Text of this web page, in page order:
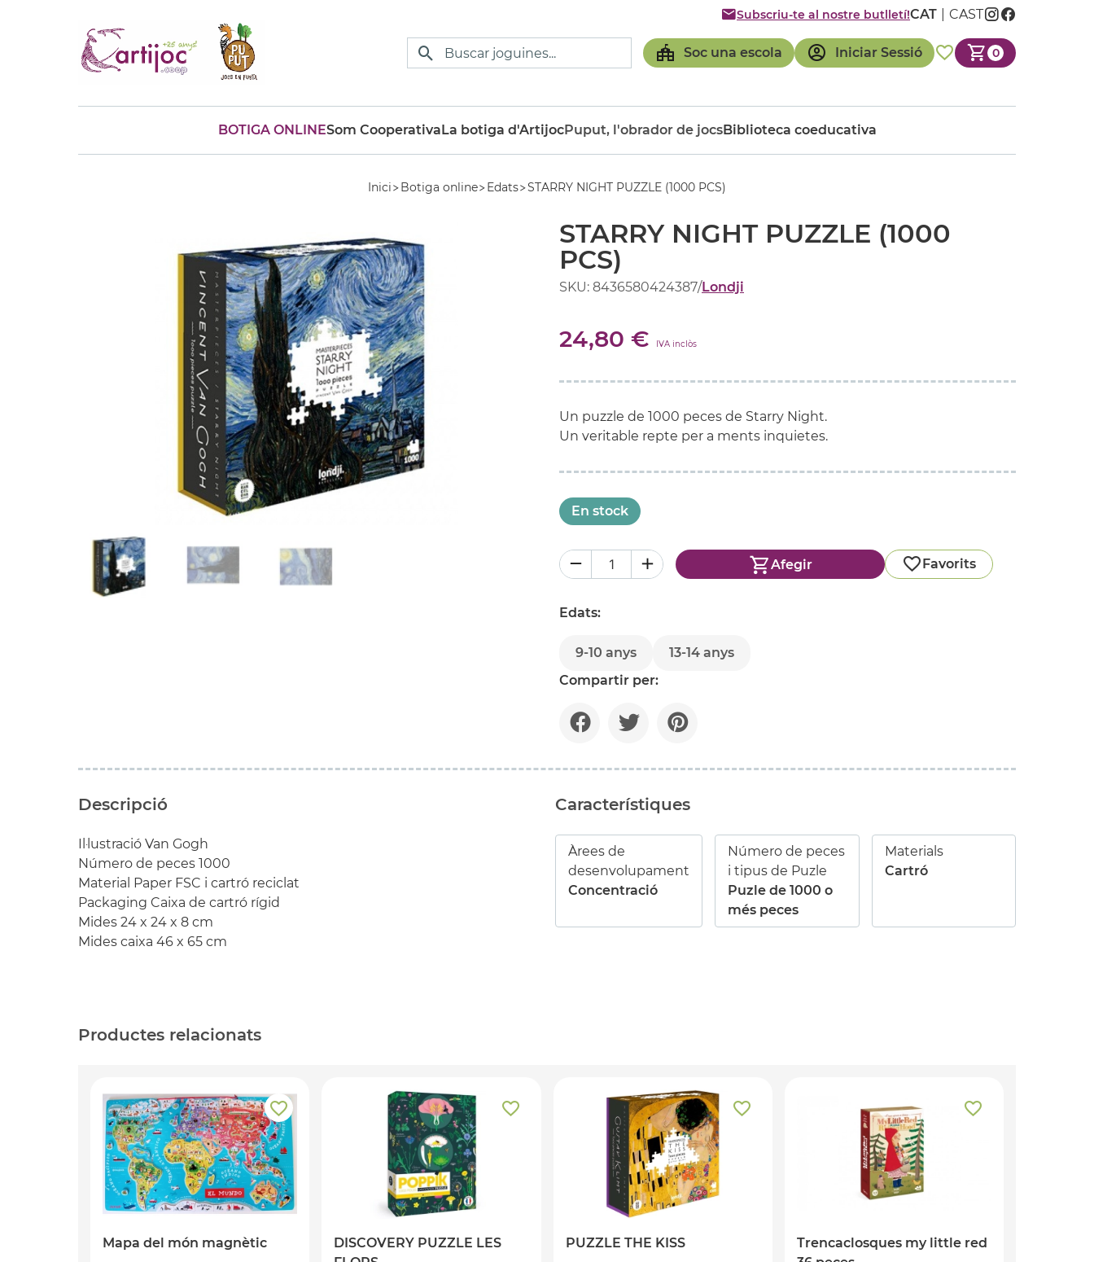
Soc una escola Iniciar Sessió 0
Subscriu-te al nostre butlletí!CAT CAST
BOTIGA ONLINESom CooperativaLa botiga d'ArtijocPuput, l'obrador de jocsBiblioteca coeducativa
Inici Botiga online Edats STARRY NIGHT PUZZLE (1000 PCS)
STARRY NIGHT PUZZLE (1000
PCS)
SKU: 8436580424387/Londji
24,80 € IVA inclòs
Un puzzle de 1000 peces de Starry Night.
Un veritable repte per a ments inquietes.
En stock
Afegir Favorits
Edats:
9-10 anys
13-14 anys
Compartir per:
Descripció
Il·lustració Van Gogh
Número de peces 1000
Material Paper FSC i cartró reciclat
Packaging Caixa de cartró rígid
Mides 24 x 24 x 8 cm
Mides caixa 46 x 65 cm
Característiques
Àrees de
desenvolupament
Concentració
Número de peces
i tipus de Puzle
Puzle de 1000 o
més peces
Materials
Cartró
Productes relacionats
Mapa del món magnètic
DISCOVERY PUZZLE LES
PUZZLE THE KISS
Trencaclosques my little red